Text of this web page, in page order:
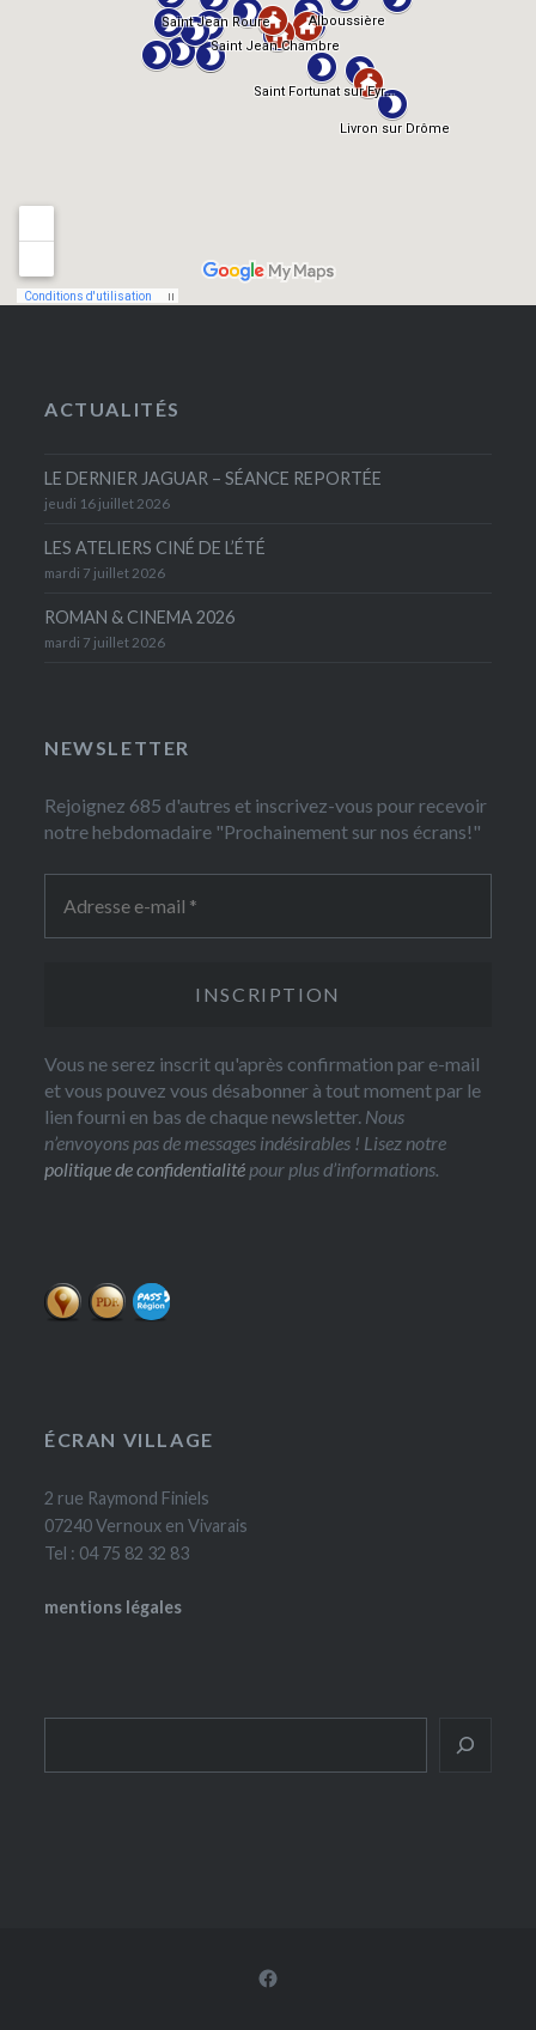
ACTUALITÉS
LE DERNIER JAGUAR – SÉANCE REPORTÉE
jeudi 16 juillet 2026
LES ATELIERS CINÉ DE L’ÉTÉ
mardi 7 juillet 2026
ROMAN & CINEMA 2026
mardi 7 juillet 2026
NEWSLETTER
Rejoignez 685 d'autres et inscrivez-vous pour recevoir
notre hebdomadaire "Prochainement sur nos écrans!"
Vous ne serez inscrit qu'après confirmation par e-mail
et vous pouvez vous désabonner à tout moment par le
lien fourni en bas de chaque newsletter. Nous
n’envoyons pas de messages indésirables ! Lisez notre
politique de confidentialité pour plus d’informations.
ÉCRAN VILLAGE
2 rue Raymond Finiels
07240 Vernoux en Vivarais
Tel : 04 75 82 32 83
mentions légales
Facebook